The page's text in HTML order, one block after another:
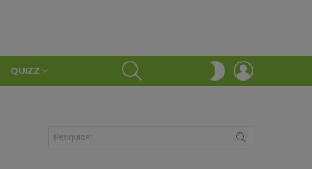
QUIZZ
SWITCH
SKIN
for: